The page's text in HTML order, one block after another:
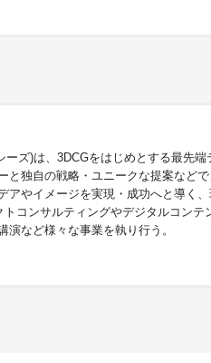
ーズ)は、3DCGをはじめとする最先端
と独自の戦略・ユニークな提案などで
アやイメージを実現・成功へと導く
トコンサルティングやデジタルコンテ
演など様々な事業を執り行う。